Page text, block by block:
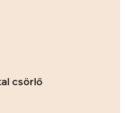
csörlő